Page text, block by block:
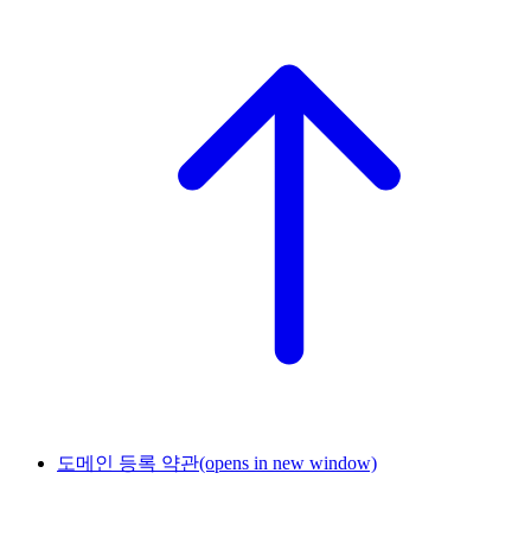
도메인 등록 약관(opens in new window)